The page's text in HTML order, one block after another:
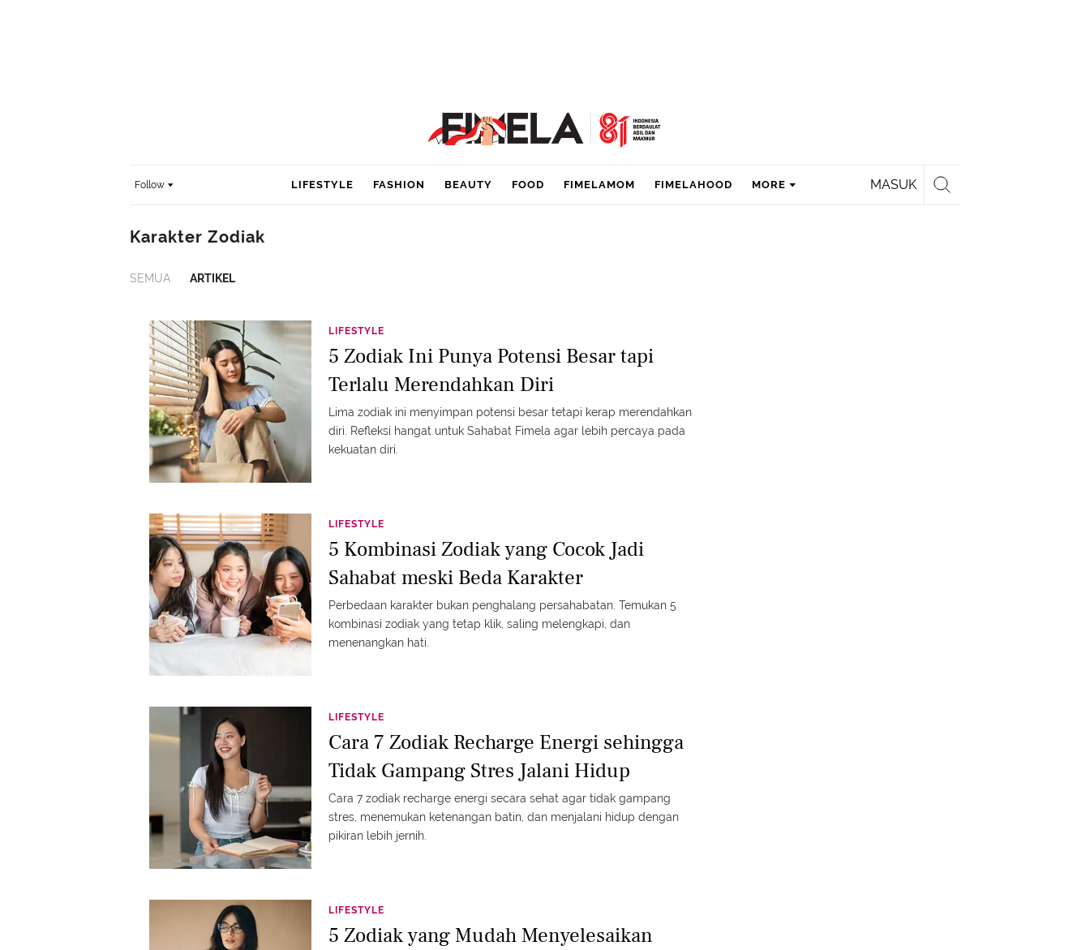
Follow MASUK
LIFESTYLE FASHION BEAUTY FOOD FIMELAMOM FIMELAHOOD MORE
Karakter Zodiak
SEMUA ARTIKEL
LIFESTYLE
5 Zodiak Ini Punya Potensi Besar tapi
Terlalu Merendahkan Diri
Lima zodiak ini menyimpan potensi besar tetapi kerap merendahkan
diri. Refleksi hangat untuk Sahabat Fimela agar lebih percaya pada
kekuatan diri.
LIFESTYLE
5 Kombinasi Zodiak yang Cocok Jadi
Sahabat meski Beda Karakter
Perbedaan karakter bukan penghalang persahabatan. Temukan 5
kombinasi zodiak yang tetap klik, saling melengkapi, dan
menenangkan hati.
LIFESTYLE
Cara 7 Zodiak Recharge Energi sehingga
Tidak Gampang Stres Jalani Hidup
Cara 7 zodiak recharge energi secara sehat agar tidak gampang
stres, menemukan ketenangan batin, dan menjalani hidup dengan
pikiran lebih jernih.
LIFESTYLE
5 Zodiak yang Mudah Menyelesaikan